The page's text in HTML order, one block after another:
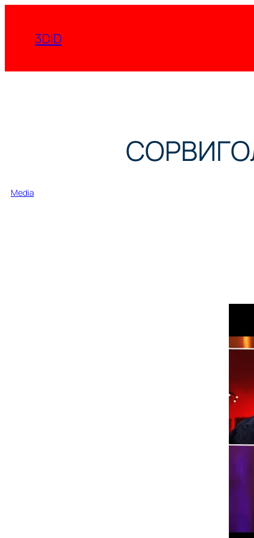
содержимому
3DID
Media